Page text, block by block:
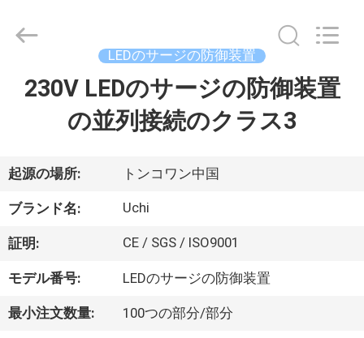
ロ
ダ
ク
ト
2021
Technology
Co.,Ltd.
LEDのサージの防御装置
230V LEDのサージの防御装置
の並列接続のクラス3
起源の場所: トンコワン中国
ブランド名: Uchi
証明: CE / SGS / ISO9001
モデル番号: LEDのサージの防御装置
最小注文数量: 100つの部分/部分